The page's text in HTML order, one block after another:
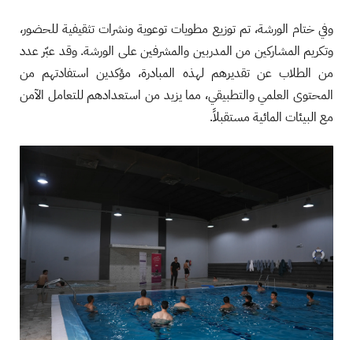
وفي ختام الورشة، تم توزيع مطويات توعوية ونشرات تثقيفية للحضور،
وتكريم المشاركين من المدربين والمشرفين على الورشة. وقد عبّر عدد
من الطلاب عن تقديرهم لهذه المبادرة، مؤكدين استفادتهم من
المحتوى العلمي والتطبيقي، مما يزيد من استعدادهم للتعامل الآمن
مع البيئات المائية مستقبلاً.